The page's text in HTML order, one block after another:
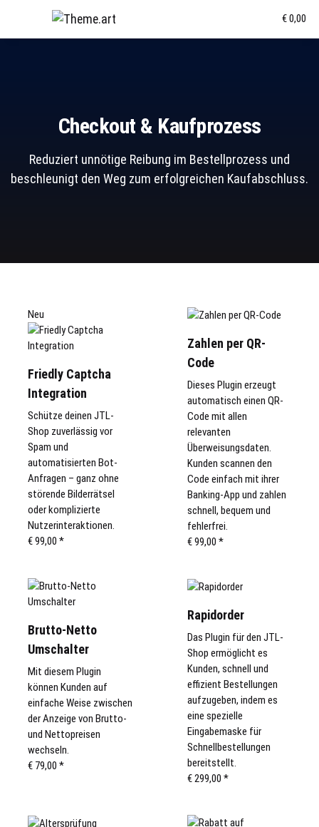
€ 0,00
Checkout & Kaufprozess
Reduziert unnötige Reibung im Bestellprozess und
beschleunigt den Weg zum erfolgreichen Kaufabschluss.
Neu
Friedly Captcha
Integration
Schütze deinen JTL-
Shop zuverlässig vor
Spam und
automatisierten Bot-
Anfragen – ganz ohne
störende Bilderrätsel
oder komplizierte
Nutzerinteraktionen.
€ 99,00 *
Zahlen per QR-
Code
Dieses Plugin erzeugt
automatisch einen QR-
Code mit allen
relevanten
Überweisungsdaten.
Kunden scannen den
Code einfach mit ihrer
Banking-App und zahlen
schnell, bequem und
fehlerfrei.
€ 99,00 *
Brutto-Netto
Umschalter
Mit diesem Plugin
können Kunden auf
einfache Weise zwischen
der Anzeige von Brutto-
und Nettopreisen
wechseln.
€ 79,00 *
Rapidorder
Das Plugin für den JTL-
Shop ermöglicht es
Kunden, schnell und
effizient Bestellungen
aufzugeben, indem es
eine spezielle
Eingabemaske für
Schnellbestellungen
bereitstellt.
€ 299,00 *